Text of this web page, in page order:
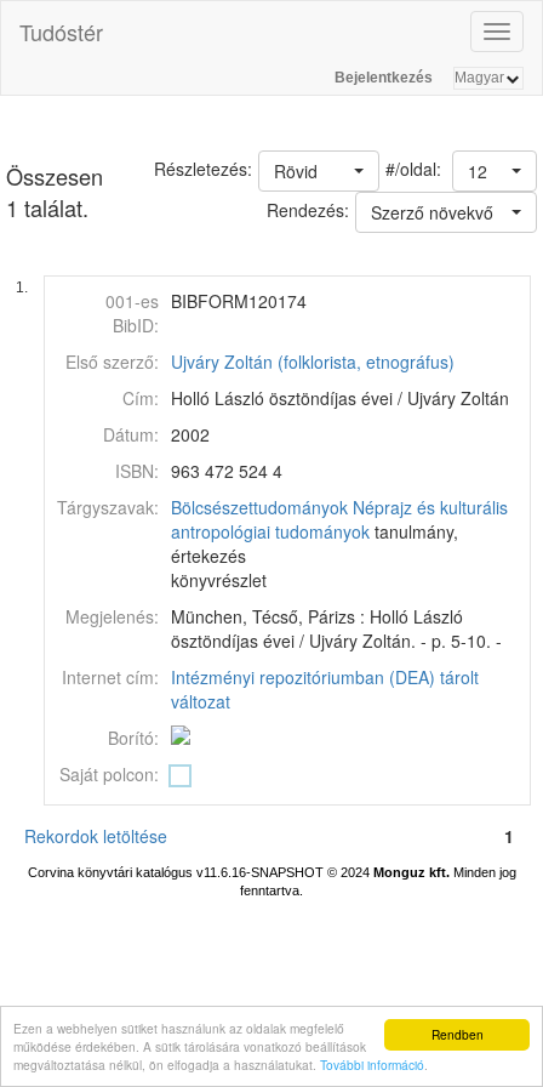
Rendben
Ezen a webhelyen sütiket használunk az oldalak megfelelő
működése érdekében. A sütik tárolására vonatkozó beállítások
megváltoztatása nélkül, ön elfogadja a használatukat. További információ.
Tudóstér
Bejelentkezés
Összesen
1 találat.
#/oldal: 12
Rövid
Részletezés:
Rendezés:
Szerző növekvő
1.
001-es
BibID:
BIBFORM120174
Első szerző: Ujváry Zoltán (folklorista, etnográfus)
Cím: Holló László ösztöndíjas évei / Ujváry Zoltán
Dátum: 2002
ISBN: 963 472 524 4
Tárgyszavak: Bölcsészettudományok Néprajz és kulturális
antropológiai tudományok tanulmány,
értekezés
könyvrészlet
Megjelenés: München, Técső, Párizs : Holló László
ösztöndíjas évei / Ujváry Zoltán. - p. 5-10. -
Internet cím: Intézményi repozitóriumban (DEA) tárolt
változat
Borító:
Saját polcon:
Rekordok letöltése 1
Corvina könyvtári katalógus v11.6.16-SNAPSHOT© 2024 Monguz kft.Minden jog
fenntartva.